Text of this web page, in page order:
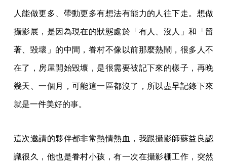
人能做更多、帶動更多有想法有能力的人往下走。想做
攝影展，是因為現在的狀態處於「有人、沒人」和「留
著、毀壞」的中間，眷村不像以前那麼熱鬧，很多人不
在了，房屋開始毀壞，是很需要被記下來的樣子，再晚
幾天、一個月，可能這一區都沒了，所以盡早記錄下來
就是一件美好的事。
這次邀請的夥伴都非常熱情熱血，我跟攝影師蘇益良認
識很久，他也是眷村小孩，有一次在攝影棚工作，突然